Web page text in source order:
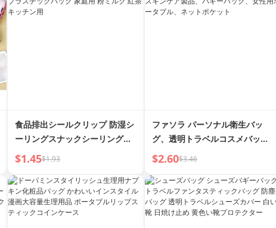
食品排出シールクリップ 防湿シ
ーリングスナックシーリングク
リップ 新鮮保持プラスチックバ
ッグ 家庭用 粉ミルク 紅茶 キッ
チン用
$1.45$1.93
ファソラ パーソナル衛生バッ
グ、透明トラベルコスメバッ
グ、メッシュコスメ、スキンケ
ア製品、バギーバッグ、女性用
ポータブル、ネットポケット
$2.60$3.46